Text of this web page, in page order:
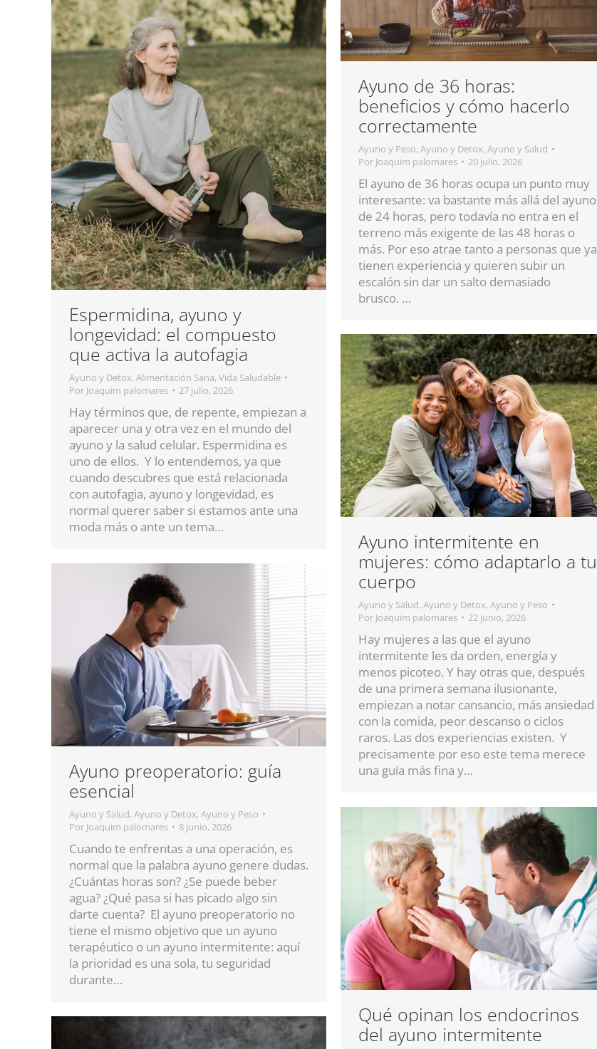
Espermidina, ayuno y
longevidad: el compuesto
que activa la autofagia
Ayuno y Detox, Alimentación Sana, Vida Saludable
Por Joaquim palomares 27 julio, 2026
Hay términos que, de repente, empiezan a
aparecer una y otra vez en el mundo del
ayuno y la salud celular. Espermidina es
uno de ellos. Y lo entendemos, ya que
cuando descubres que está relacionada
con autofagia, ayuno y longevidad, es
normal querer saber si estamos ante una
moda más o ante un tema…
Ayuno de 36 horas:
beneficios y cómo hacerlo
correctamente
Ayuno y Peso, Ayuno y Detox, Ayuno y Salud
Por Joaquim palomares 20 julio, 2026
El ayuno de 36 horas ocupa un punto muy
interesante: va bastante más allá del ayuno
de 24 horas, pero todavía no entra en el
terreno más exigente de las 48 horas o
más. Por eso atrae tanto a personas que ya
tienen experiencia y quieren subir un
escalón sin dar un salto demasiado
brusco. …
Ayuno intermitente en
mujeres: cómo adaptarlo a tu
cuerpo
Ayuno y Salud, Ayuno y Detox, Ayuno y Peso
Por Joaquim palomares 22 junio, 2026
Hay mujeres a las que el ayuno
intermitente les da orden, energía y
menos picoteo. Y hay otras que, después
de una primera semana ilusionante,
empiezan a notar cansancio, más ansiedad
con la comida, peor descanso o ciclos
raros. Las dos experiencias existen. Y
precisamente por eso este tema merece
una guía más fina y…
Ayuno preoperatorio: guía
esencial
Ayuno y Salud, Ayuno y Detox, Ayuno y Peso
Por Joaquim palomares 8 junio, 2026
Cuando te enfrentas a una operación, es
normal que la palabra ayuno genere dudas.
¿Cuántas horas son? ¿Se puede beber
agua? ¿Qué pasa si has picado algo sin
darte cuenta? El ayuno preoperatorio no
tiene el mismo objetivo que un ayuno
terapéutico o un ayuno intermitente: aquí
la prioridad es una sola, tu seguridad
durante…
Qué opinan los endocrinos
del ayuno intermitente